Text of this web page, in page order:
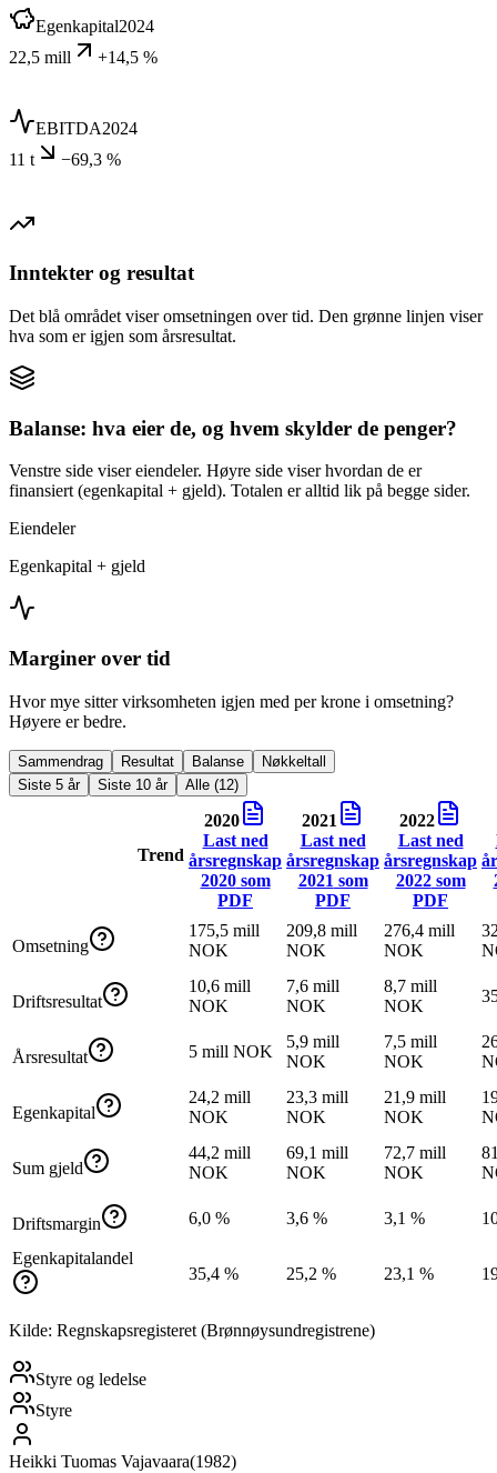
Egenkapital2024
22,5 mill
+14,5 %
EBITDA2024
11 t
−69,3 %
Inntekter og resultat
Det blå området viser omsetningen over tid. Den grønne linjen viser
hva som er igjen som årsresultat.
Balanse: hva eier de, og hvem skylder de penger?
Venstre side viser eiendeler. Høyre side viser hvordan de er
finansiert (egenkapital + gjeld). Totalen er alltid lik på begge sider.
Eiendeler
Egenkapital + gjeld
Marginer over tid
Hvor mye sitter virksomheten igjen med per krone i omsetning?
Høyere er bedre.
Sammendrag Resultat Balanse
Nøkkeltall
Siste 5 år
Siste 10 år Alle (12)
Trend
2020
Last ned
årsregnskap
2020som
PDF
2021
Last ned
årsregnskap
2021 som
PDF
2022
Last ned
årsregnskap
2022som
PDF
Omsetning
175,5 mill
NOK
209,8 mill
NOK
276,4 mill
NOK
Driftsresultat
10,6 mill
NOK
7,6 mill
NOK
8,7 mill
NOK
Årsresultat 5 mill NOK
5,9 mill
NOK
7,5 mill
NOK
Egenkapital
24,2 mill
NOK
23,3 mill
NOK
21,9 mill
NOK
Sum gjeld
44,2 mill
NOK
69,1 mill
NOK
72,7 mill
NOK
Driftsmargin 6,0 % 3,6 % 3,1 %
Egenkapitalandel
35,4 %
25,2 % 23,1 %
Kilde: Regnskapsregisteret (Brønnøysundregistrene)
Styre og ledelse
Styre
Heikki Tuomas Vajavaara(1982)